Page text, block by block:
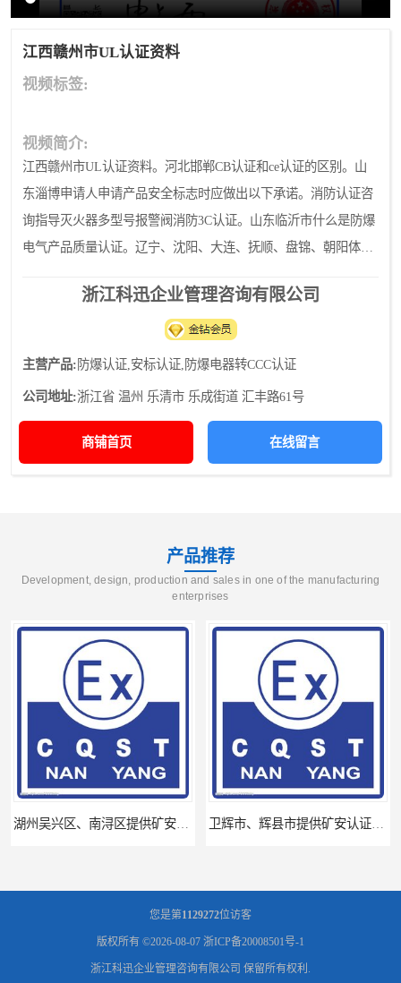
江西赣州市UL认证资料
视频标签:
视频简介:
江西赣州市UL认证资料。河北邯郸CB认证和ce认证的区别。山
东淄博申请人申请产品安全标志时应做出以下承诺。消防认证咨
询指导灭火器多型号报警阀消防3C认证。山东临沂市什么是防爆
电气产品质量认证。辽宁、沈阳、大连、抚顺、盘锦、朝阳体系
代理咨询。辽宁浙江科迅企业管理咨询有限公司
主营产品: 防爆认证,安标认证,防爆电器转CCC认证
公司地址:浙江省 温州 乐清市 乐成街道 汇丰路61号
商铺首页 在线留言
产品推荐
Development, design, production and sales in one of the manufacturing
enterprises
您是第1129272位访客
版权所有 ©2026-08-07 浙ICP备20008501号-1
浙江科迅企业管理咨询有限公司 保留所有权利.